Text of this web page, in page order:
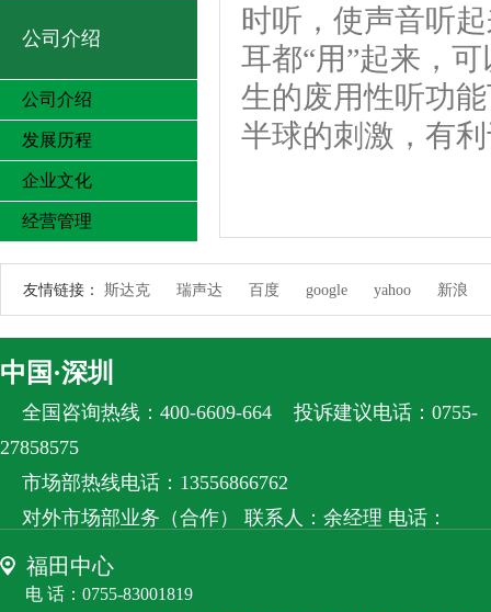
公司介绍
公司介绍
发展历程
企业文化
经营管理
时听，使声音听
耳都“用”起来，
生的废用性听功
半球的刺激，有
友情链接： 斯达克 瑞声达 百度 google yahoo 新浪
中国·深圳
全国咨询热线：400-6609-664
投诉建议电话：0755-
27858575
市场部热线电话：13556866762
对外市场部业务（合作） 联系人：余经理 电话：
13556866762
客服微信：RZS8585
福田中心
电 话：0755-83001819